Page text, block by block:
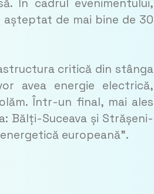
În cadrul evenimentului,
de mai bine de 30
critică din stânga
avea energie electrică,
Într-un final, mai ales
Bălți-Suceava și Strășeni-
europeană”.